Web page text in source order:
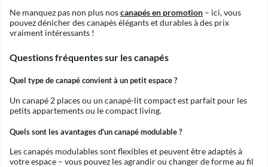
Ne manquez pas non plus noscanapés en promotion – ici, vous
pouvez dénicher des canapés élégants et durables à des prix
vraiment intéressants !
Questions fréquentes sur les canapés
Quel type de canapé convient à un petit espace ?
Un canapé 2 places ou un canapé-lit compact est parfait pour les
petits appartements ou le compact living.
Quels sont les avantages d'un canapé modulable ?
Les canapés modulables sont flexibles et peuvent être adaptés à
votre espace – vous pouvez les agrandir ou changer de forme au fil